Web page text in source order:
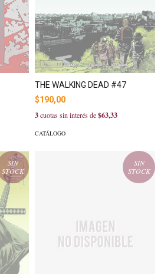
THE WALKING DEAD #47
$190,00
3cuotas sin interés de$63,33
CATÁLOGO
SIN
STOCK
SIN
STOCK